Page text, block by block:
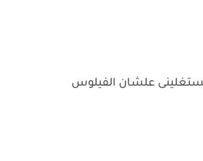
متستغلينى علشان الفيلوس